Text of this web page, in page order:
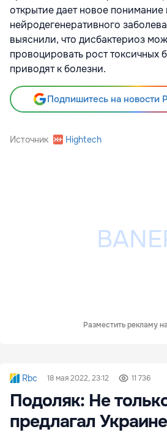
открытие дает новое
нейродегенеративного
выяснили, что дисбактериоз
провоцировать рост токсичных
приводят к болезни.
Подпишитесь на новости
Источник Hightech
Разместить рекламу
Rbc 18 мая 2022, 23:12 11 736
Подоляк: Не
предлагал